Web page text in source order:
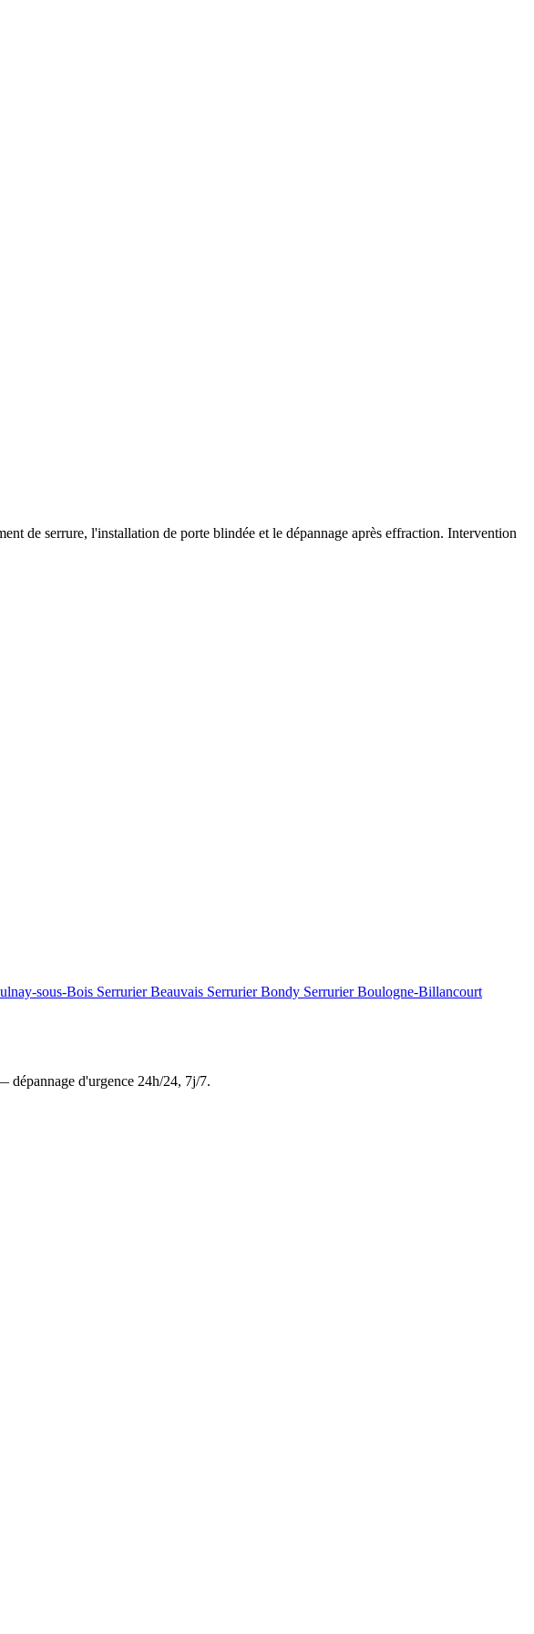
de serrure, l'installation de porte blindée et le dépannage après effraction. Intervention
sous-Bois Serrurier Beauvais Serrurier Bondy Serrurier Boulogne-Billancourt
dépannage d'urgence 24h/24, 7j/7.